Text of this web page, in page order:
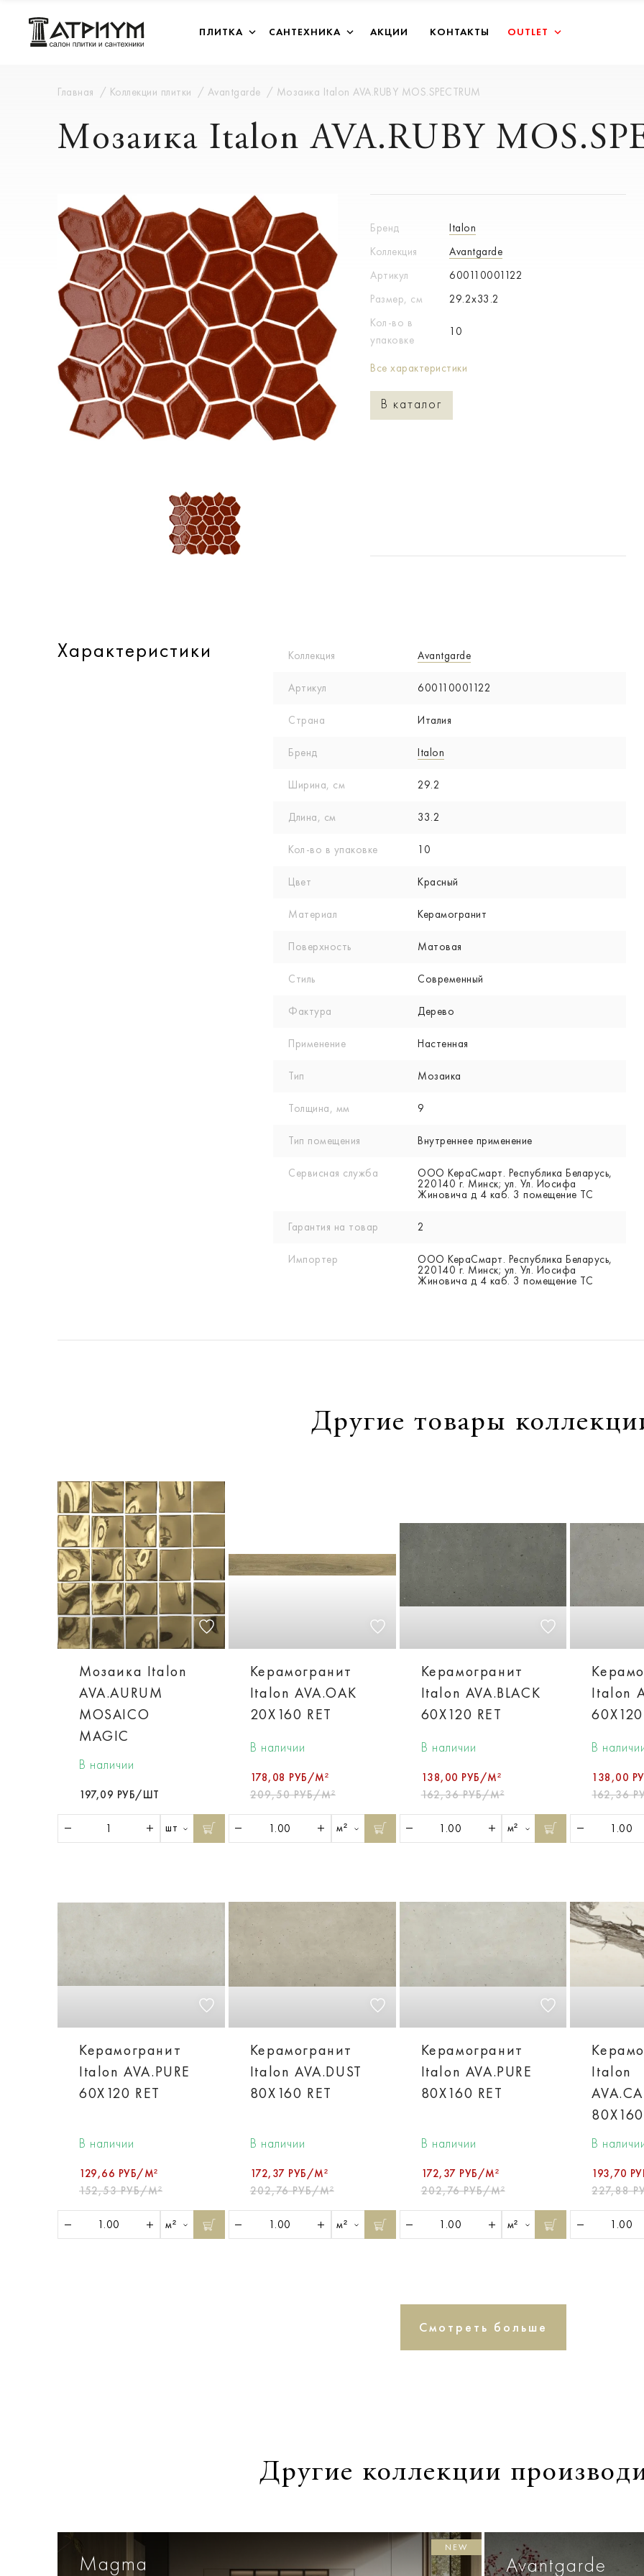
ПЛИТКА САНТЕХНИКА АКЦИИ КОНТАКТЫ OUTLET
Главная Коллекции плитки Avantgarde Мозаика Italon AVA.RUBY MOS.SPECTRUM
Мозаика Italon AVA.RUBY
Бренд
Italon
Коллекция
Avantgarde
Артикул
600110001122
Размер, см
29.2x33.2
Кол-во в
упаковке
10
Все характеристики
В каталог
Характеристики Коллекция Avantgarde
Артикул 600110001122
Страна Италия
Бренд Italon
Ширина, см 29.2
Длина, см 33.2
Кол-вo в упаковке 10
Цвет Красный
Материал Керамогранит
Поверхность Матовая
Стиль Современный
Фактура Дерево
Применение Настенная
Тип Мозаика
Толщина, мм 9
Тип помещения Внутреннее применение
Сервисная служба
ООО КераСмарт. Республика Беларусь,
220140 г. Минск; ул. Ул. Иосифа
Жиновича д 4 каб. 3 помещение ТС
Гарантия на товар 2
Импортер
ООО КераСмарт. Республика Беларусь,
220140 г. Минск; ул. Ул. Иосифа
Жиновича д 4 каб. 3 помещение ТС
Другие товары
Мозаика Italon
AVA.AURUM
MOSAICO
MAGIC
В наличии
197,09 РУБ/ШТ
шт
Керамогранит
Italon AVA.OAK
20X160 RET
В наличии
178,08 РУБ/М²
209,50 РУБ/М²
м²
Керамогранит
Italon AVA.BLACK
60X120 RET
В наличии
138,00 РУБ/М²
162,36 РУБ/М²
м²
Italon
В
138,00
162,36
Керамогранит
Italon AVA.PURE
60X120 RET
В наличии
129,66 РУБ/М²
152,53 РУБ/М²
м²
Керамогранит
Italon AVA.DUST
80X160 RET
В наличии
172,37 РУБ/М²
202,76 РУБ/М²
м²
Керамогранит
Italon AVA.PURE
80X160 RET
В наличии
172,37 РУБ/М²
202,76 РУБ/М²
м²
Italon
В
193,70
227,88
Смотреть больше
Другие коллекции
Magma
NEW
Avantgarde